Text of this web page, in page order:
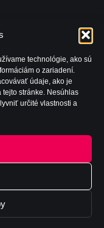
technológie, ako sú
o zariadení.
údaje, ako je
stránke. Nesúhlas
určité vlastnosti a
30, 821 01
Kysucké Nové
.;Tvorba a